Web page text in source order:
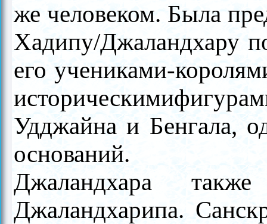
же человеком. Была
Хадипу/Джаландхару
его учениками-
Удджайна и Бенгала,
оснований.
Джаландхара
Джаландхарипа.